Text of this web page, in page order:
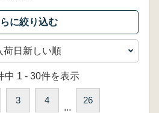
中 1 - 30件を表示
3 4
...
26